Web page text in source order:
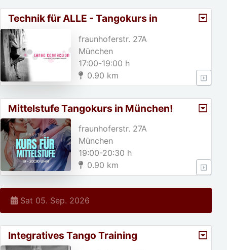
Technik für ALLE - Tangokurs in
München
fraunhoferstr. 27A
München
17:00-19:00 h
0.90 km
Mittelstufe Tangokurs in München!
fraunhoferstr. 27A
München
19:00-20:30 h
0.90 km
Sat 05. Sep. 2026
Integratives Tango Training